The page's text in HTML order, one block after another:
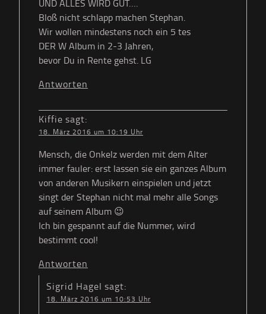
UND ALLES WIRD GUT….
Bloß nicht schlapp machen Stephan.
Wir wollen mindestens noch ein 5 tes
DER W Album in 2-3 Jahren,
bevor Du in Rente gehst. LG
Antworten
Kiffie sagt:
18. März 2016 um 10:19 Uhr
Mensch, die Onkelz werden mit dem Alter
immer fauler: erst lassen sie ein ganzes Album
von anderen Musikern einspielen und jetzt
singt der Stephan nicht mal mehr alle Songs
auf seinem Album 😉
Ich bin gespannt auf die Nummer, wird
bestimmt cool!
Antworten
Sigrid Hagel sagt:
18. März 2016 um 10:53 Uhr